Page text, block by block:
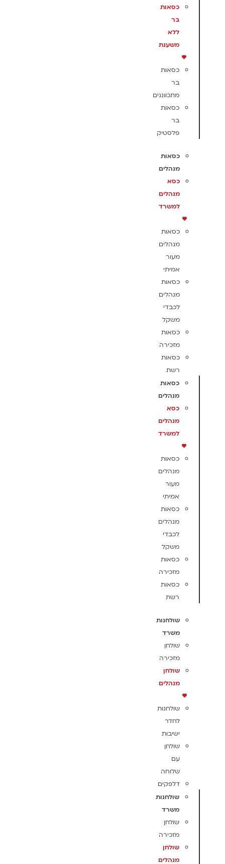
כסאות
בר
ללא
משענת
כסאות
בר
מתכווננים
כסאות
בר
פלסטיק
כסאות
מנהלים
כסא
מנהלים
למשרד
כסאות
מנהלים
מעור
אמיתי
כסאות
מנהלים
לכבדי
משקל
כסאות
מזכירה
כסאות
רשת
כסאות
מנהלים
כסא
מנהלים
למשרד
כסאות
מנהלים
מעור
אמיתי
כסאות
מנהלים
לכבדי
משקל
כסאות
מזכירה
כסאות
רשת
שולחנות
משרד
שולחן
מזכירה
שולחן
מנהלים
שולחנות
לחדר
ישיבות
שולחן
עם
שלוחה
דלפקים
שולחנות
משרד
שולחן
מזכירה
שולחן
מנהלים